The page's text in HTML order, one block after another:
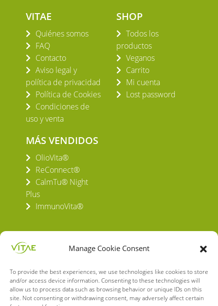
Manage Cookie Consent
To provide the best experiences, we use technologies like cookies to store
and/or access device information. Consenting to these technologies will
allow us to process data such as browsing behavior or unique IDs on this
site. Not consenting or withdrawing consent, may adversely affect certain
VITAE
Quiénes somos
FAQ
Contacto
Aviso legal y
política de privacidad
Política de Cookies
Condiciones de
uso y venta
SHOP
Todos los
productos
Veganos
Carrito
Mi cuenta
Lost password
MÁS VENDIDOS
OlioVita®
ReConnect®
CalmTu® Night
Plus
ImmunoVita®
VITAE HEALTH INNOVATION S.L.
C/ Verneda del Congost, 5
08160 Montmeló Barcelona (España)